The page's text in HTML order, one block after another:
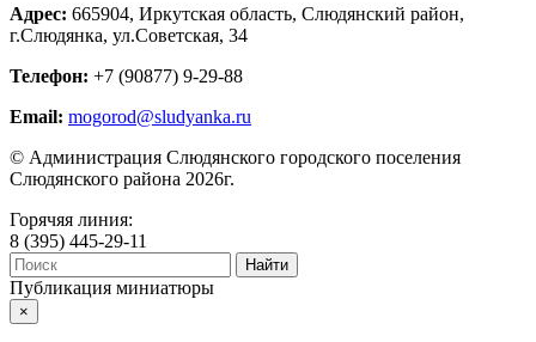
Адрес: 665904, Иркутская область, Слюдянский район,
г.Слюдянка, ул.Советская, 34
Телефон: +7 (90877) 9-29-88
Email: mogorod@sludyanka.ru
© Администрация Слюдянского городского поселения
Слюдянского района 2026г.
Горячяя линия:
8 (395) 445-29-11
Публикация миниатюры
×